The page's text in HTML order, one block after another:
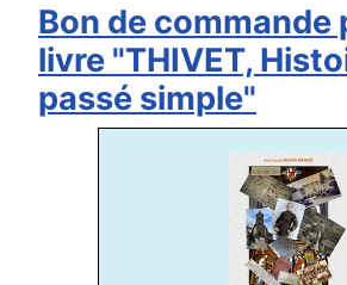
Bon de commande
livre "THIVET,
passé simple"